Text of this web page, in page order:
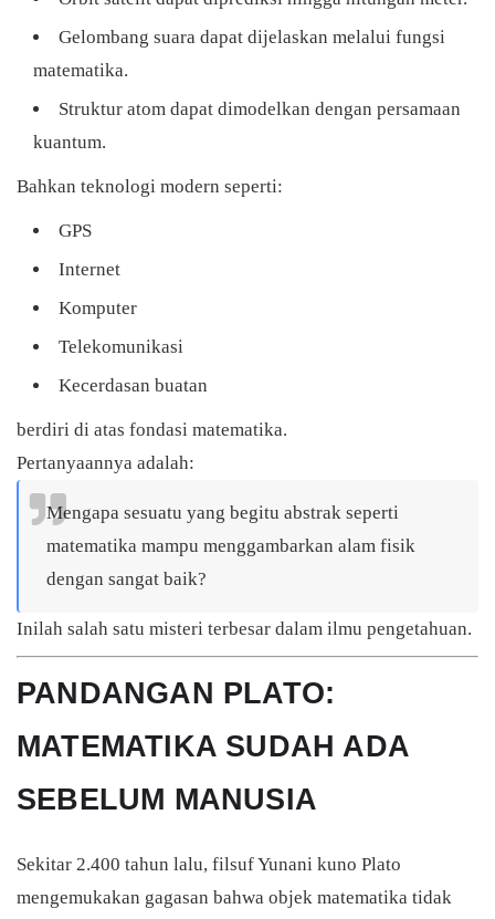
Gelombang suara dapat dijelaskan melalui fungsi
matematika.
Struktur atom dapat dimodelkan dengan persamaan
kuantum.
Bahkan teknologi modern seperti:
GPS
Internet
Komputer
Telekomunikasi
Kecerdasan buatan
berdiri di atas fondasi matematika.
Pertanyaannya adalah:
Mengapa sesuatu yang begitu abstrak seperti
matematika mampu menggambarkan alam fisik
dengan sangat baik?
Inilah salah satu misteri terbesar dalam ilmu pengetahuan.
PANDANGAN PLATO:
MATEMATIKA SUDAH ADA
SEBELUM MANUSIA
Sekitar 2.400 tahun lalu, filsuf Yunani kuno Plato
mengemukakan gagasan bahwa objek matematika tidak